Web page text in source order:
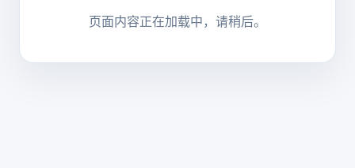
页面内容正在加载中，请稍后。